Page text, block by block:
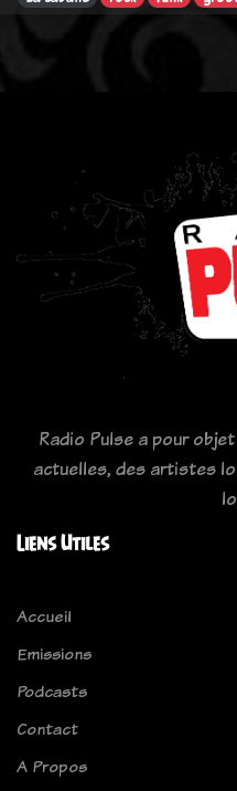
Radio Pulse a pour
actuelles, des artistes
Liens Utiles
Accueil
Emissions
Podcasts
Contact
A Propos